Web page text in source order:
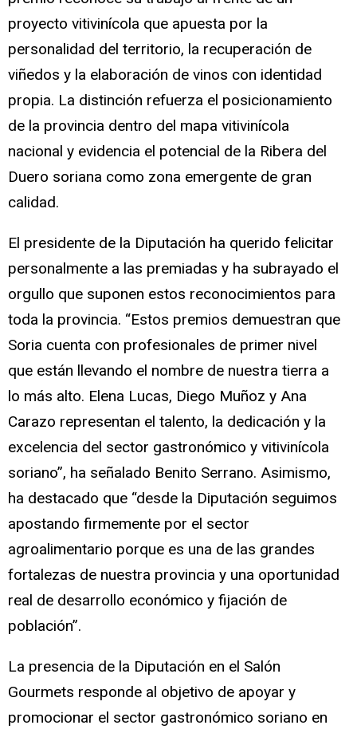
proyecto vitivinícola que apuesta por la
personalidad del territorio, la recuperación de
viñedos y la elaboración de vinos con identidad
propia. La distinción refuerza el posicionamiento
de la provincia dentro del mapa vitivinícola
nacional y evidencia el potencial de la Ribera del
Duero soriana como zona emergente de gran
calidad.
El presidente de la Diputación ha querido felicitar
personalmente a las premiadas y ha subrayado el
orgullo que suponen estos reconocimientos para
toda la provincia. “Estos premios demuestran que
Soria cuenta con profesionales de primer nivel
que están llevando el nombre de nuestra tierra a
lo más alto. Elena Lucas, Diego Muñoz y Ana
Carazo representan el talento, la dedicación y la
excelencia del sector gastronómico y vitivinícola
soriano”, ha señalado Benito Serrano. Asimismo,
ha destacado que “desde la Diputación seguimos
apostando firmemente por el sector
agroalimentario porque es una de las grandes
fortalezas de nuestra provincia y una oportunidad
real de desarrollo económico y fijación de
población”.
La presencia de la Diputación en el Salón
Gourmets responde al objetivo de apoyar y
promocionar el sector gastronómico soriano en